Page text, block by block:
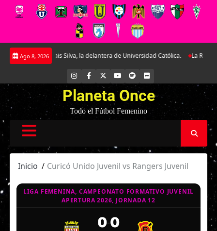
Saltar
Ago 8, 2026
a Tais Silva, la delantera de Universidad Católica. La Roja Sub-17
INSTAGRAM
FACEBOOK YOUTUBE
SPOTIFYFLICKR
Planeta Once
Todo el Fútbol Femenino
Inicio Curicó Unido Juvenil vs Rangers Juvenil
LIGA FEMENINA, CAMPEONATO FORMATIVO JUVENIL
APERTURA 2026, JORNADA 12
0-0